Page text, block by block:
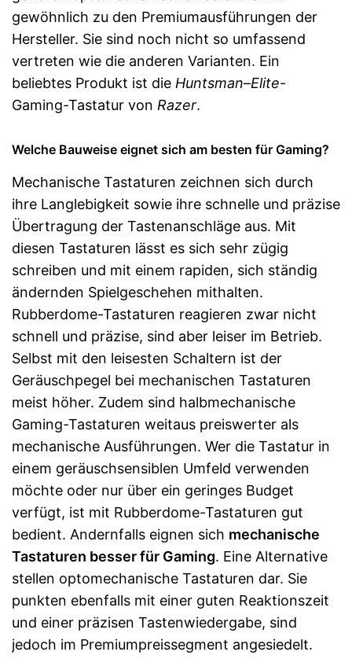
gewöhnlich zu den Premiumausführungen der
Hersteller. Sie sind noch nicht so umfassend
vertreten wie die anderen Varianten. Ein
beliebtes Produkt ist die Huntsman–Elite-
Gaming-Tastatur von Razer.
Welche Bauweise eignet sich am besten für Gaming?
Mechanische Tastaturen zeichnen sich durch
ihre Langlebigkeit sowie ihre schnelle und präzise
Übertragung der Tastenanschläge aus. Mit
diesen Tastaturen lässt es sich sehr zügig
schreiben und mit einem rapiden, sich ständig
ändernden Spielgeschehen mithalten.
Rubberdome-Tastaturen reagieren zwar nicht
schnell und präzise, sind aber leiser im Betrieb.
Selbst mit den leisesten Schaltern ist der
Geräuschpegel bei mechanischen Tastaturen
meist höher. Zudem sind halbmechanische
Gaming-Tastaturen weitaus preiswerter als
mechanische Ausführungen. Wer die Tastatur in
einem geräuschsensiblen Umfeld verwenden
möchte oder nur über ein geringes Budget
verfügt, ist mit Rubberdome-Tastaturen gut
bedient. Andernfalls eignen sich mechanische
Tastaturen besser für Gaming. Eine Alternative
stellen optomechanische Tastaturen dar. Sie
punkten ebenfalls mit einer guten Reaktionszeit
und einer präzisen Tastenwiedergabe, sind
jedoch im Premiumpreissegment angesiedelt.